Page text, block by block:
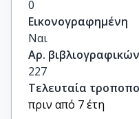
0
Εικονογραφημένη
Ναι
Αρ.
227
Τελευταία
πριν από 7 έτη